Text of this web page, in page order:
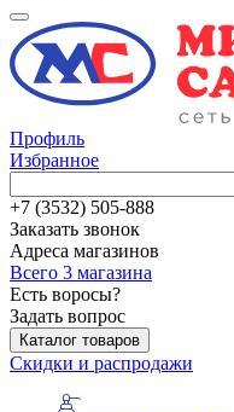
Профиль
Избранное
+7 (3532) 505-888
Заказать звонок
Адреса магазинов
Всего 3 магазина
Есть воросы?
Задать вопрос
Каталог товаров
Скидки и распродажи